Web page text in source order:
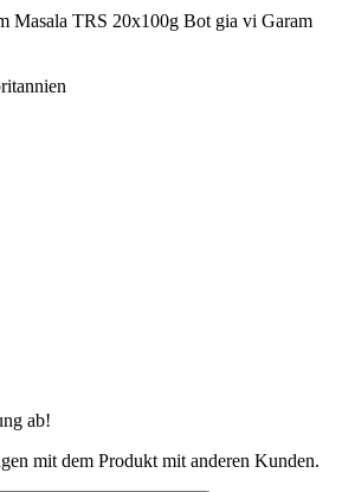
Masala TRS 20x100g Bot gia vi Garam
ab!
mit dem Produkt mit anderen Kunden.